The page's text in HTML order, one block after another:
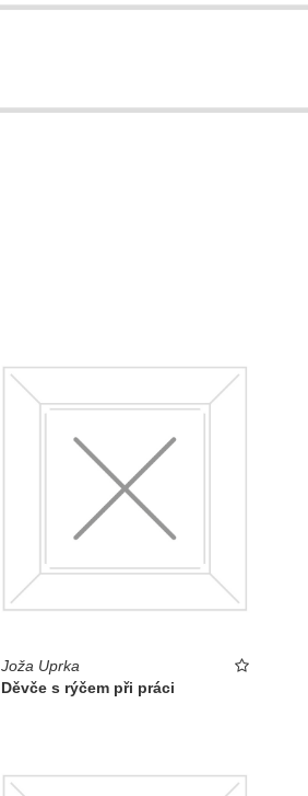
Joža Uprka
Děvče s rýčem při práci